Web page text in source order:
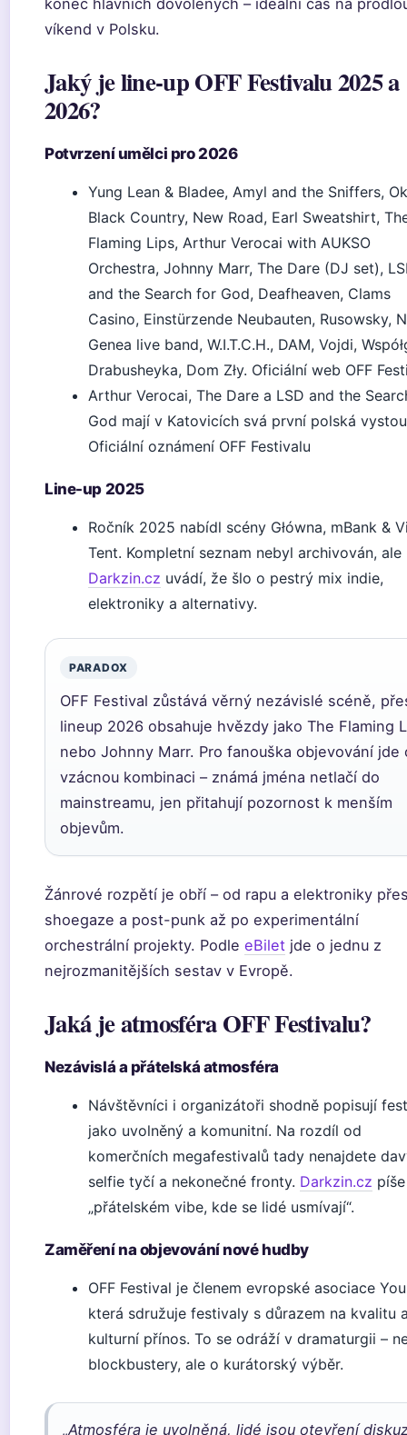
konec hlavních dovolených – ideální čas na
víkend v Polsku.
Jaký je line-up OFF Festivalu 2025 a
2026?
Potvrzení umělci pro 2026
Yung Lean & Bladee, Amyl and the Sniffers,
Black Country, New Road, Earl Sweatshirt,
Flaming Lips, Arthur Verocai with AUKSO
Orchestra, Johnny Marr, The Dare (DJ set),
and the Search for God, Deafheaven, Clams
Casino, Einstürzende Neubauten, Rusowsky,
Genea live band, W.I.T.C.H., DAM, Vojdi,
Drabusheyka, Dom Zły. Oficiální web OFF
Arthur Verocai, The Dare a LSD and the
God mají v Katovicích svá první polská
Oficiální oznámení OFF Festivalu
Line-up 2025
Ročník 2025 nabídl scény Główna, mBank &
Tent. Kompletní seznam nebyl archivován, ale
Darkzin.cz uvádí, že šlo o pestrý mix indie,
elektroniky a alternativy.
PARADOX
OFF Festival zůstává věrný nezávislé scéně,
lineup 2026 obsahuje hvězdy jako The Flaming
nebo Johnny Marr. Pro fanouška objevování jde
vzácnou kombinaci – známá jména netlačí do
mainstreamu, jen přitahují pozornost k menším
objevům.
Žánrové rozpětí je obří – od rapu a elektroniky
shoegaze a post-punk až po experimentální
orchestrální projekty. Podle eBilet jde o jednu z
nejrozmanitějších sestav v Evropě.
Jaká je atmosféra OFF Festivalu?
Nezávislá a přátelská atmosféra
Návštěvníci i organizátoři shodně popisují
jako uvolněný a komunitní. Na rozdíl od
komerčních megafestivalů tady nenajdete
selfie tyčí a nekonečné fronty. Darkzin.cz
„přátelském vibe, kde se lidé usmívají“.
Zaměření na objevování nové hudby
OFF Festival je členem evropské asociace
která sdružuje festivaly s důrazem na kvalitu
kulturní přínos. To se odráží v dramaturgii –
blockbustery, ale o kurátorský výběr.
„Atmosféra je uvolněná, lidé jsou otevření